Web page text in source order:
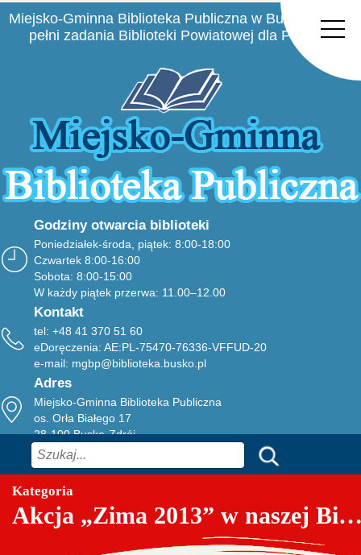
Miejsko-Gminna Biblioteka Publiczna w Busku-Zdroju
pełni zadania Biblioteki Powiatowej dla Powiatu
Godziny otwarcia biblioteki
Poniedziałek-środa, piątek: 8:00-18:00
Czwartek 8:00-16:00
Sobota: 8:00-15:00
W każdy piątek przerwa: 11.00–12.00
Kontakt
tel: +48 41 370 51 60
eDoręczenia: AE:PL-75470-76336-VFFUD-20
e-mail: mgbp@biblioteka.busko.pl
Adres
Miejsko-Gminna Biblioteka Publiczna
os. Orła Białego 17
28-100 Busko-Zdrój
Szukaj
Kategoria
Akcja „Zima 2013” w